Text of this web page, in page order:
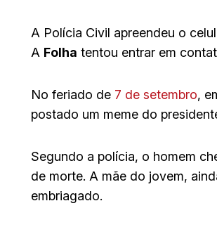
A Polícia Civil apreendeu o
A Folha tentou entrar em
No feriado de 7 de setembro,
postado um meme do
Segundo a polícia, o homem
de morte. A mãe do jovem,
embriagado.